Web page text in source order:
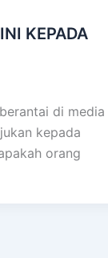
KEPADA
di media
kepada
orang